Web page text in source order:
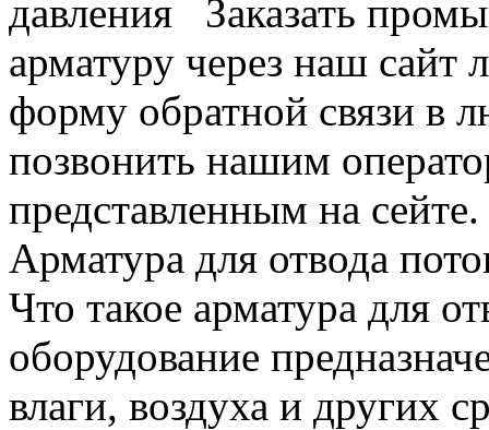
давления Заказать
арматуру через наш сайт
форму обратной связи в
позвонить нашим
представленным на сейте.
Арматура для отвода
Что такое арматура для
оборудование
влаги, воздуха и других